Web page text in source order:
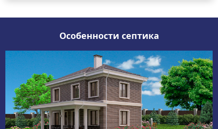
Особенности септика